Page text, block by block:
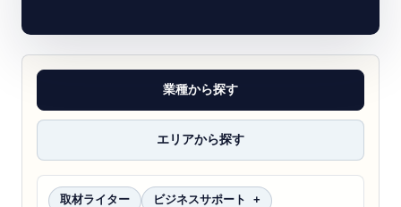
業種から探す
エリアから探す
取材ライター ビジネスサポート